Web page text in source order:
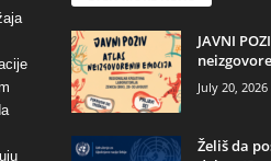
JAVNI
July 20, 2026
Želiš da